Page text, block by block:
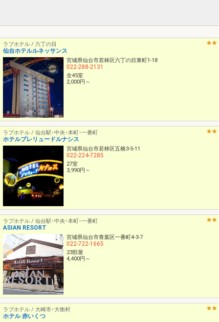
ラブホテル / 六丁の目
仙台ホテルルネッサンス
宮城県仙台市若林区六丁の目東町1-18
022-288-2131
全45室
2,000円～
ラブホテル / 仙台駅･中央･本町･一番町
ホテルプレリュードルナシス
宮城県仙台市若林区五橋3-5-11
022-224-7285
27室
3,990円～
ラブホテル / 仙台駅･中央･本町･一番町
ASIAN RESORT
宮城県仙台市青葉区一番町4-3-7
022-722-1665
23部屋
4,400円～
ラブホテル / 大崎市･大衡村
ホテル 赤いくつ